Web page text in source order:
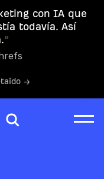
con IA que
todavía. Así
”
→